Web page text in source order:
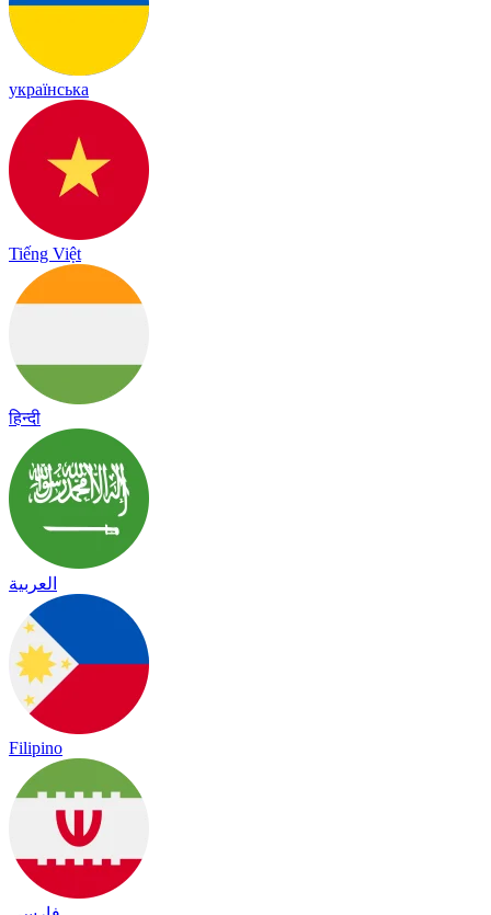
українська
Tiếng Việt
हिन्दी
العربية
Filipino